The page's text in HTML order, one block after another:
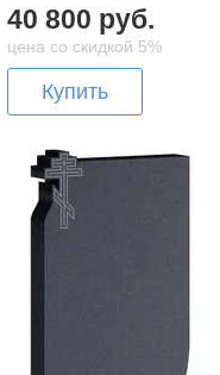
40 800 руб.
цена со скидкой 5%
Купить